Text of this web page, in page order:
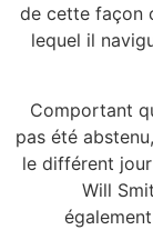
de cette façon
lequel il
Comportant
pas été
le différent
Will